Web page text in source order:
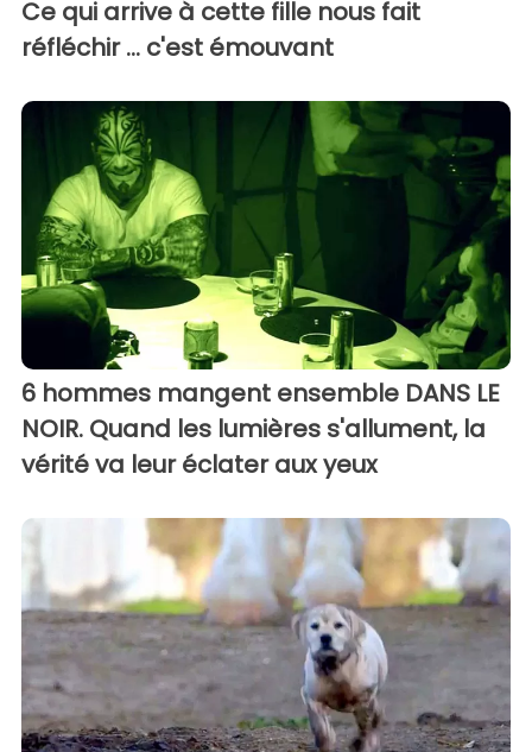
Ce qui arrive à cette fille nous fait
réfléchir ... c'est émouvant
6 hommes mangent ensemble DANS LE
NOIR. Quand les lumières s'allument, la
vérité va leur éclater aux yeux